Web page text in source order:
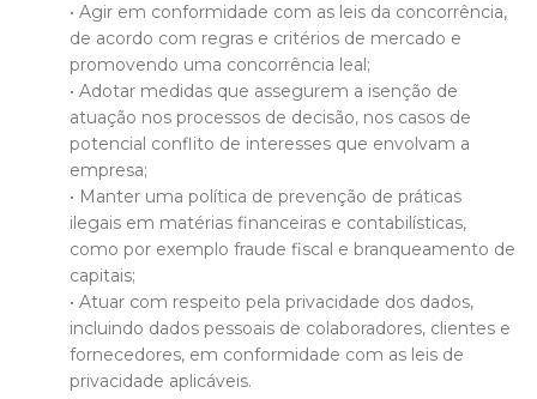
• Agir em conformidade com as leis da concorrência,
de acordo com regras e critérios de mercado e
promovendo uma concorrência leal;
• Adotar medidas que assegurem a isenção de
atuação nos processos de decisão, nos casos de
potencial conflito de interesses que envolvam a
empresa;
• Manter uma política de prevenção de práticas
ilegais em matérias financeiras e contabilísticas,
como por exemplo fraude fiscal e branqueamento de
capitais;
• Atuar com respeito pela privacidade dos dados,
incluindo dados pessoais de colaboradores, clientes e
fornecedores, em conformidade com as leis de
privacidade aplicáveis.